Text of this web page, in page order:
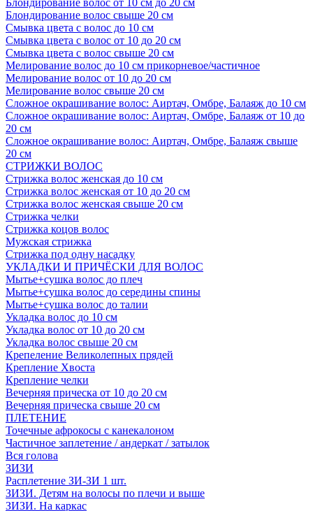
Блондирование волос от 10 см до 20 см
Блондирование волос свыше 20 см
Смывка цвета с волос до 10 см
Смывка цвета с волос от 10 до 20 см
Смывка цвета с волос свыше 20 см
Мелирование волос до 10 см прикорневое/частичное
Мелирование волос от 10 до 20 см
Мелирование волос свыше 20 см
Сложное окрашивание волос: Аиртач, Омбре, Балаяж до 10 см
Сложное окрашивание волос: Аиртач, Омбре, Балаяж от 10 до
20 см
Сложное окрашивание волос: Аиртач, Омбре, Балаяж свыше
20 см
СТРИЖКИ ВОЛОС
Стрижка волос женская до 10 см
Стрижка волос женская от 10 до 20 см
Стрижка волос женская свыше 20 см
Стрижка челки
Стрижка коцов волос
Мужская стрижка
Стрижка под одну насадку
УКЛАДКИ И ПРИЧЁСКИ ДЛЯ ВОЛОС
Мытье+сушка волос до плеч
Мытье+сушка волос до середины спины
Мытье+сушка волос до талии
Укладка волос до 10 см
Укладка волос от 10 до 20 см
Укладка волос свыше 20 см
Крепеление Великолепных прядей
Крепление Хвоста
Крепление челки
Вечерняя прическа от 10 до 20 см
Вечерняя прическа свыше 20 см
ПЛЕТЕНИЕ
Точечные афрокосы с канекалоном
Частичное заплетение / андеркат / затылок
Вся голова
ЗИЗИ
Расплетение ЗИ-ЗИ 1 шт.
ЗИЗИ. Детям на волосы по плечи и выше
ЗИЗИ. На каркас